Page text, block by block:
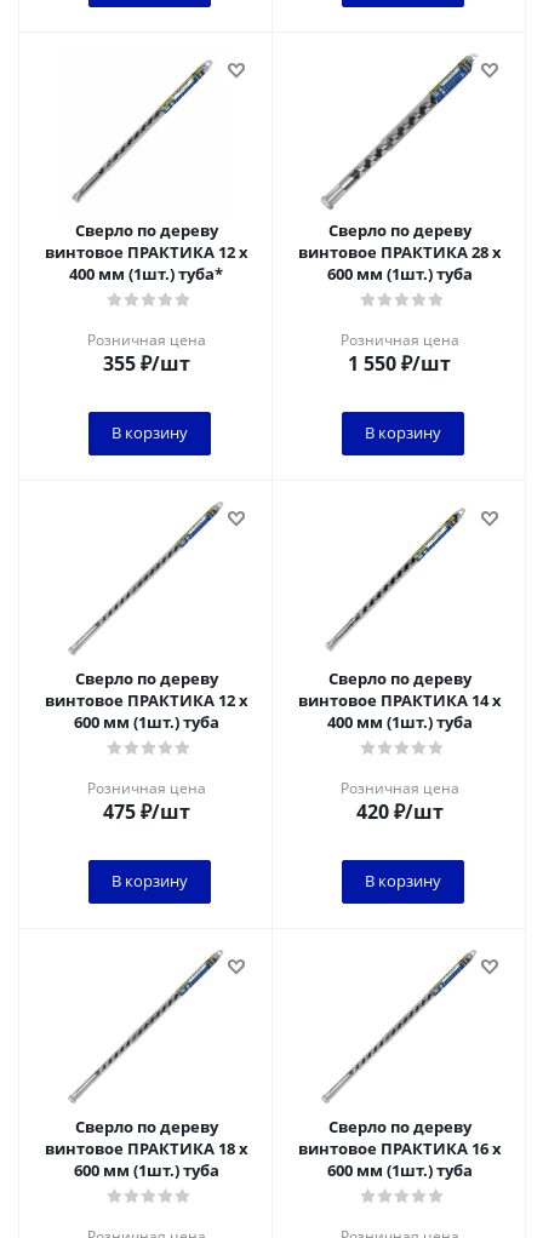
Сверло по дереву
винтовое ПРАКТИКА 12 х
400 мм (1шт.) туба*
Розничная цена
355₽/шт
В корзину
Сверло по дереву
винтовое ПРАКТИКА 28 х
600 мм (1шт.) туба
Розничная цена
1 550₽/шт
В корзину
Сверло по дереву
винтовое ПРАКТИКА 12 х
600 мм (1шт.) туба
Розничная цена
475₽/шт
В корзину
Сверло по дереву
винтовое ПРАКТИКА 14 х
400 мм (1шт.) туба
Розничная цена
420₽/шт
В корзину
Сверло по дереву
винтовое ПРАКТИКА 18 х
600 мм (1шт.) туба
Сверло по дереву
винтовое ПРАКТИКА 16 х
600 мм (1шт.) туба